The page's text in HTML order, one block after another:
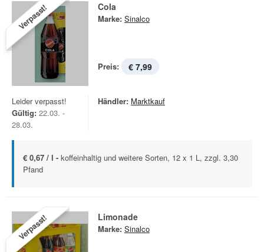
Verpasst! Cola
Marke: Sinalco
Preis: € 7,99
Leider verpasst!
Gültig: 22.03. -
28.03.
Händler: Marktkauf
€ 0,67 / l - koffeinhaltig und weitere Sorten, 12 x 1 L, zzgl. 3,30
Pfand
Verpasst! Limonade
Marke: Sinalco